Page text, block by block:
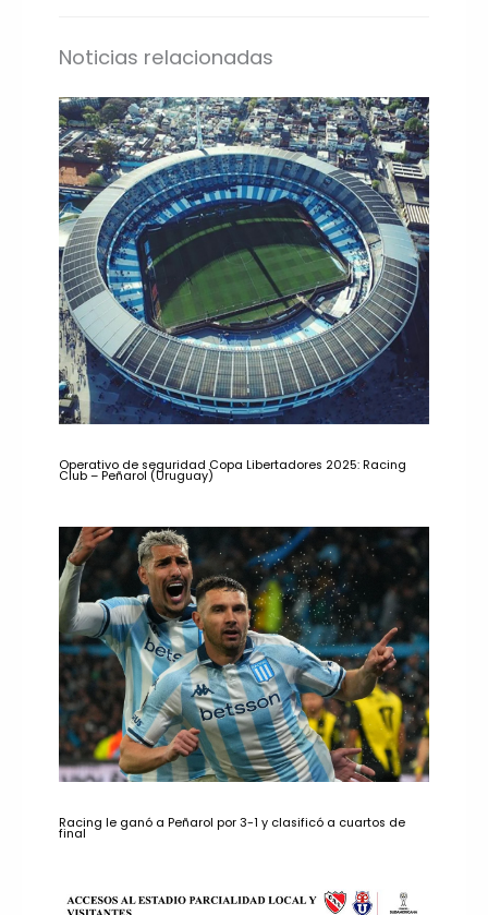
Noticias relacionadas
Operativo de seguridad Copa Libertadores 2025: Racing
Club – Peñarol (Uruguay)
Racing le ganó a Peñarol por 3-1 y clasificó a cuartos de
final